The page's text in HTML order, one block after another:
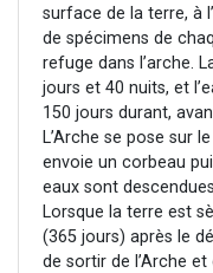
surface de la terre, à
de spécimens de
refuge dans l’arche.
jours et 40 nuits, et
150 jours durant,
L’Arche se pose sur
envoie un corbeau
eaux sont
Lorsque la terre est
(365 jours) après le
de sortir de l’Arche